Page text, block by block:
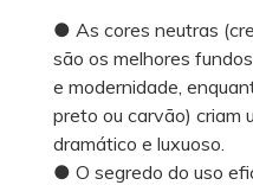
● As cores neutras
são os melhores
e modernidade,
preto ou carvão) criam
dramático e luxuoso.
● O segredo do uso